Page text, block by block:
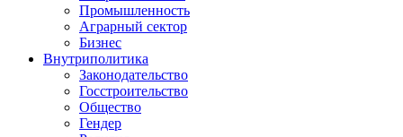
Промышленность
Аграрный сектор
Бизнес
Внутриполитика
Законодательство
Госстроительство
Общество
Гендер